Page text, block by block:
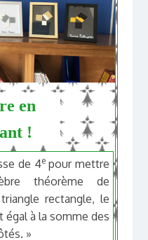
en
!
de 4epour mettre
théorème de
rectangle, le
égal à la somme des
»